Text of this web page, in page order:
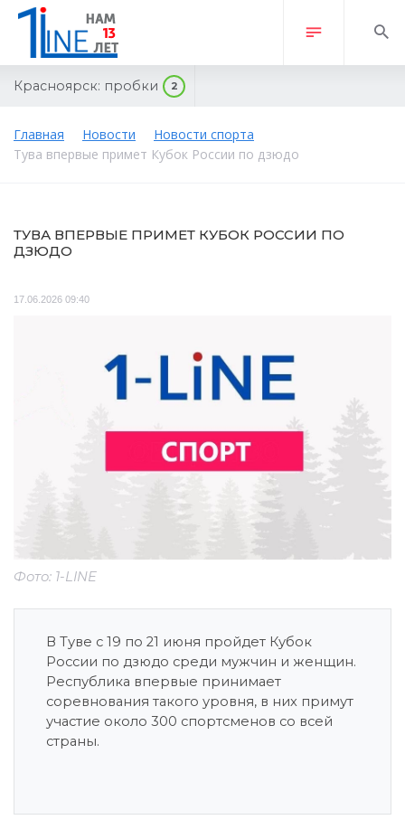
Красноярск: пробки 2
Главная Новости
Новости спорта
Тува впервые примет Кубок России по дзюдо
ТУВА ВПЕРВЫЕ ПРИМЕТ КУБОК РОССИИ ПО
ДЗЮДО
17.06.2026 09:40
Фото: 1-LINE
В Туве с 19 по 21 июня пройдет Кубок
России по дзюдо среди мужчин и женщин.
Республика впервые принимает
соревнования такого уровня, в них примут
участие около 300 спортсменов со всей
страны.